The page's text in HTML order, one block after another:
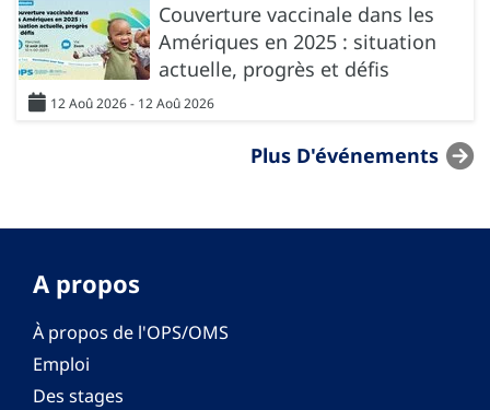
Couverture vaccinale dans les
Amériques en 2025 : situation
actuelle, progrès et défis
12 Aoû 2026 - 12 Aoû 2026
Plus D'événements
A propos
À propos de l'OPS/OMS
Emploi
Des stages